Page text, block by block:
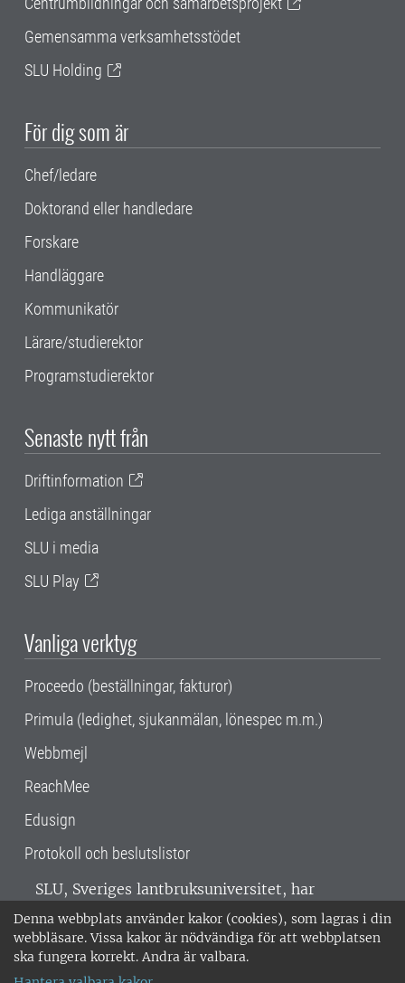
Denna webbplats använder kakor (cookies), som lagras i din
webbläsare. Vissa kakor är nödvändiga för att webbplatsen
ska fungera korrekt. Andra är valbara.
Gemensamma verksamhetsstödet
SLU Holding
För dig som är
Chef/ledare
Doktorand eller handledare
Forskare
Handläggare
Kommunikatör
Lärare/studierektor
Programstudierektor
Senaste nytt från
Driftinformation
Lediga anställningar
SLU i media
SLU Play
Vanliga verktyg
Proceedo (beställningar, fakturor)
Primula (ledighet, sjukanmälan, lönespec m.m.)
Webbmejl
ReachMee
Edusign
Protokoll och beslutslistor
SLU, Sveriges lantbruksuniversitet, har
verksamhet över hela Sverige. Huvudorter är
Alnarp, Uppsala och Umeå.SLU är
miljöcertifierat enligt ISO 14001. •
018-67 10 00 • Org nr: 202100-2817 •